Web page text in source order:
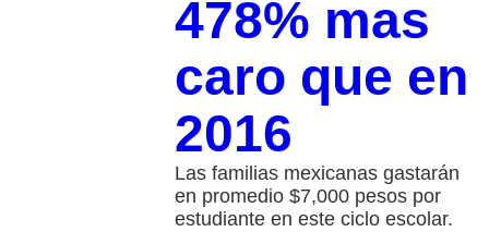
478% mas
caro que en
2016
Las familias mexicanas gastarán
en promedio $7,000 pesos por
estudiante en este ciclo escolar.